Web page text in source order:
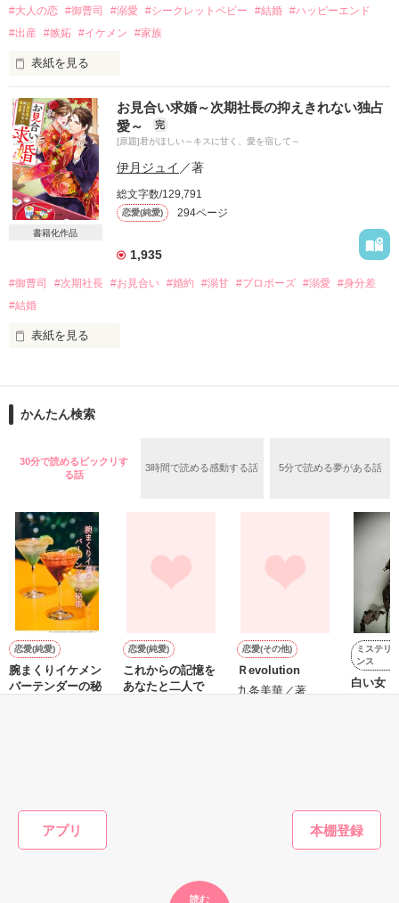
アプリ
読む
＝＝＝＝＝＝＝＝＝
整形外科医　33歳
眞木　涼晴　（まき　りょうせい）
藍葉　茜音　（あいば　あかね）
＝＝＝＝＝＝＝＝＝
【公開日：2021/03/31】
【完結日：2021/04/02】
#大人の恋 #御曹司 #溺愛 #シークレットベビー #結婚 #ハッピーエンド
#出産 #嫉妬 #イケメン #家族
表紙を見る
密かに想いを寄せていたあなたとのとろけるような一夜の出来
事。
好きになってはいけない人とわかっていたのに…
夢のような時間がくれたこの大切な命。
保育士の仕事を懸命に頑張りながら、可愛い我が子の子育て
に、1人で奔走する毎日。
なのに突然、あなたは私の前に現れた。
忘れようとしても決して忘れることなんてできなかった、そん
九条グループ御曹司 副社長
九条 慶都(くじょう けいと) 31歳
                  ×
化粧品メーカー itidouの長女 保育士
一堂 彩葉(いちどう いろは) 25歳
※現在、本編の最後にafter story 掲載中。
作品を読む
書籍化作品
お見合い求婚～次期社長の抑えきれない独占
愛～
完
[原題]君がほしい～キスに甘く、愛を宿して～
伊月ジュイ ／著
総文字数/129,791
恋愛(純愛) 294ページ
1,935
#御曹司 #次期社長 #お見合い #婚約 #溺甘 #プロポーズ #溺愛 #身分差
#結婚
表紙を見る
俺のことを忘れるなんてできないよね？――
キスひとつで陥落させられてしまった澪
彼の名刺を見た澪はその正体に気づいてしまい、
さよならを決意するが……
――ねぇ澪。
必ず君をその気にさせてみせる。
絶対に君と結婚するよ――
＝＝＝＝＝＝＝＝＝＝＝＝＝＝＝＝
次期社長　30歳
かんたん検索
30分で読めるビックリす
る話
3時間で読める感動する話 5分で読める夢がある話
恋愛(純愛)
腕まくりイケメン
バーテンダーの秘
恋愛(純愛)
これからの記憶を
あなたと二人で
恋愛(その他)
Ｒevolution
九条美華／著
ミステリ
ンス
白い女
かんたん検索の条件を変える